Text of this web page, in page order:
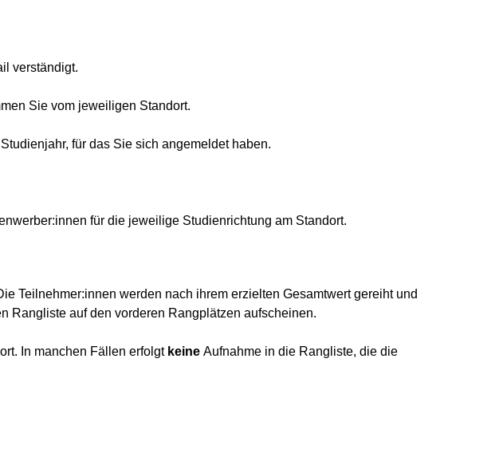
verständigt.
Sie vom jeweiligen Standort.
für das Sie sich angemeldet haben.
für die jeweilige Studienrichtung am Standort.
Teilnehmer:innen werden nach ihrem erzielten Gesamtwert gereiht und
Rangliste auf den vorderen Rangplätzen aufscheinen.
In manchen Fällen erfolgt keine Aufnahme in die Rangliste, die die